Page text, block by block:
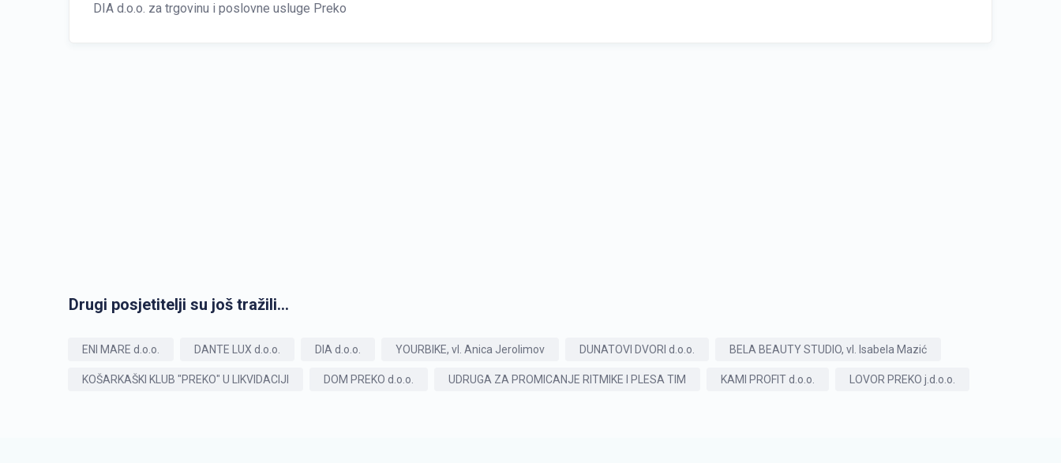
DIA d.o.o. za trgovinu i poslovne usluge Preko
Drugi posjetitelji su još tražili...
ENI MARE d.o.o. DANTE LUX d.o.o. DIA d.o.o. YOURBIKE, vl. Anica Jerolimov DUNATOVI DVORI d.o.o. BELA BEAUTY STUDIO, vl. Isabela Mazić
KOŠARKAŠKI KLUB "PREKO" U LIKVIDACIJI DOM PREKO d.o.o. UDRUGA ZA PROMICANJE RITMIKE I PLESA TIM KAMI PROFIT d.o.o. LOVOR PREKO j.d.o.o.